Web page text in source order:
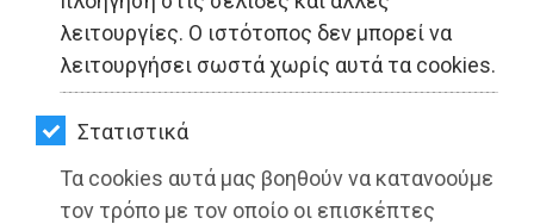
λειτουργίες. Ο ιστότοπος δεν μπορεί να
λειτουργήσει σωστά χωρίς αυτά τα cookies.
Στατιστικά
Τα cookies αυτά μας βοηθούν να κατανοούμε
τον τρόπο με τον οποίο οι επισκέπτες
ΚΗΠΟΣ
ΥΓΕΙΑ
LIFESTYLE
ΤΑΞΙΔΙΑ